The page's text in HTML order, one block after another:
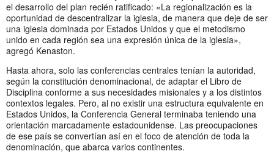
el desarrollo del plan recién ratificado: «La regionalización es la
oportunidad de descentralizar la iglesia, de manera que deje de ser
una iglesia dominada por Estados Unidos y que el metodismo
unido en cada región sea una expresión única de la iglesia»,
agregó Kenaston.
Hasta ahora, solo las conferencias centrales tenían la autoridad,
según la constitución denominacional, de adaptar el Libro de
Disciplina conforme a sus necesidades misionales y a los distintos
contextos legales. Pero, al no existir una estructura equivalente en
Estados Unidos, la Conferencia General terminaba teniendo una
orientación marcadamente estadounidense. Las preocupaciones
de ese país se convertían así en el foco de atención de toda la
denominación, que abarca varios continentes.